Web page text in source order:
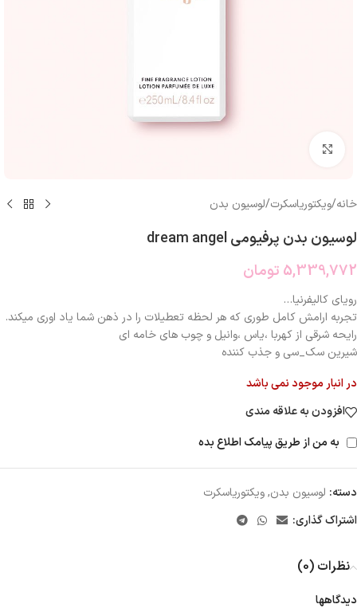
خانه/ویکتوریاسکرت/لوسیون بدن
لوسیون بدن پرفیومی dream angel
5,339,772 تومان
رویای کالیفرنیا…
تجربه ارامش کامل طوری که هر لحظه تعطیلات را در ذهن شما یاد اوری میکند.
رایحه شرقی از کهربا ،یاس ،وانیل و چوب های خامه ای
شیرین سک_سی و جذب کننده
در انبار موجود نمی باشد
افزودن به علاقه مندی
به من از طریق پیامک اطلاع بده
دسته: لوسیون بدن,ویکتوریاسکرت
اشتراک گذاری:
نظرات (0)
دیدگاهها